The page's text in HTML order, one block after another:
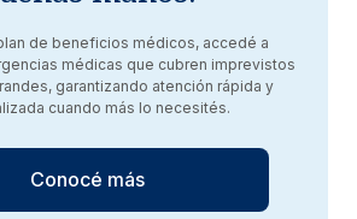
de beneficios médicos, accedé a
médicas que cubren imprevistos
garantizando atención rápida y
cuando más lo necesités.
Conocé más